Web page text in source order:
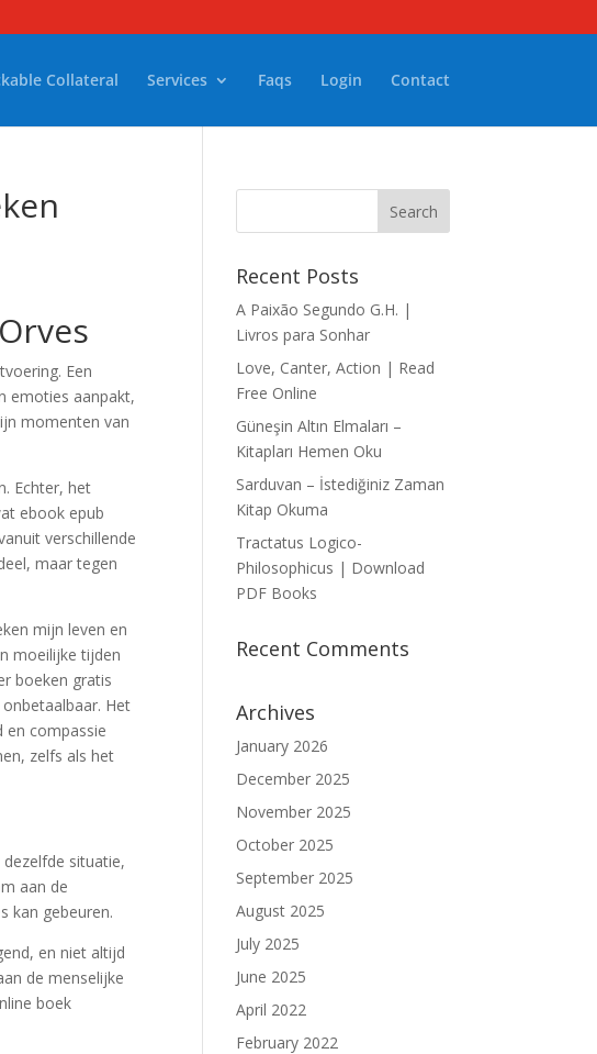
Collateral Services Faqs Login Contact
Een
emoties aanpakt,
momenten van
Echter, het
ebook epub
verschillende
maar tegen
mijn leven en
moeilijke tijden
boeken gratis
Het
en compassie
zelfs als het
situatie,
aan de
kan gebeuren.
en niet altijd
de menselijke
boek
Recent Posts
A Paixão Segundo G.H. |
Livros para Sonhar
Love, Canter, Action | Read
Free Online
Güneşin Altın Elmaları –
Kitapları Hemen Oku
Sarduvan – İstediğiniz Zaman
Kitap Okuma
Tractatus Logico-
Philosophicus | Download
PDF Books
Recent Comments
Archives
January 2026
December 2025
November 2025
October 2025
September 2025
August 2025
July 2025
June 2025
April 2022
February 2022